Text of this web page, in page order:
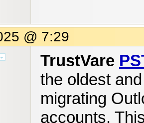
@ 7:29
TrustVare
the oldest
migrating
accounts.